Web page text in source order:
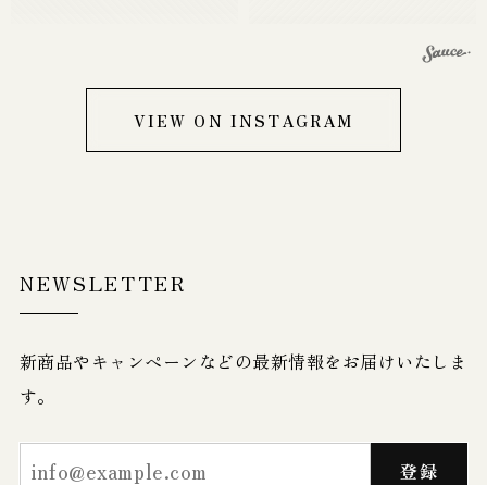
VIEW ON INSTAGRAM
NEWSLETTER
新商品やキャンペーンなどの最新情報をお届けいたしま
す。
登録